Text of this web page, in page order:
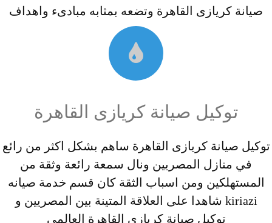
صيانة كريازى القاهرة وتضعه بمثابه مبادىء واهداف
توكيل صيانة كريازى القاهرة
توكيل صيانة كريازى القاهرة ساهم بشكل اكثر من رائع
في منازل المصريين ونال سمعة رائعة وثقة من
المستهلكين ومن اسباب الثقة كان قسم خدمة صيانه
kiriazi شاهدا على العلاقة المتينة بين المصريين و
توكيل صيانة كريازى القاهرة العالمي